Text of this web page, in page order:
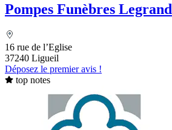
Pompes Funèbres Legrand
16 rue de l’Eglise
37240 Ligueil
Déposez le premier avis !
top notes